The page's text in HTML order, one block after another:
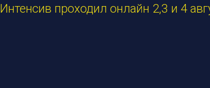
Интенсив проходил онлайн 2,3 и 4